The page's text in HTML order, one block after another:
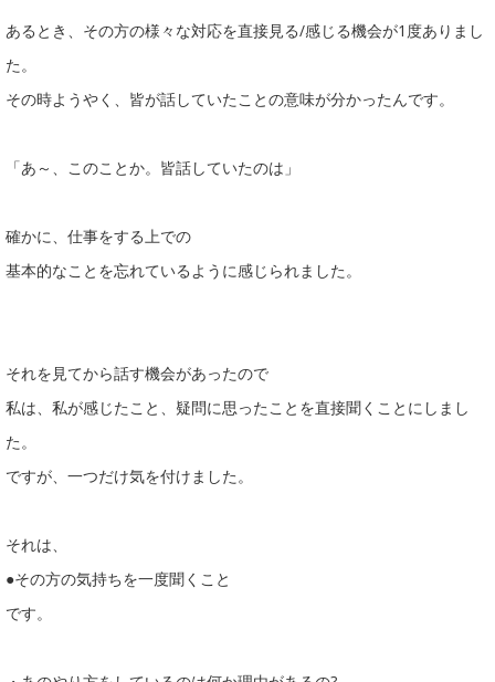
あるとき、その方の様々な対応を直接見る/感じる機会が1度ありまし
た。
その時ようやく、皆が話していたことの意味が分かったんです。
「あ～、このことか。皆話していたのは」
確かに、仕事をする上での
基本的なことを忘れているように感じられました。
それを見てから話す機会があったので
私は、私が感じたこと、疑問に思ったことを直接聞くことにしまし
た。
ですが、一つだけ気を付けました。
それは、
●その方の気持ちを一度聞くこと
です。